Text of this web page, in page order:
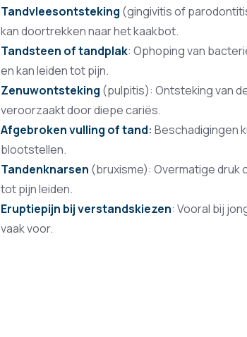
Tandvleesontsteking (gingivitis of
kan doortrekken naar het kaakbot.
Tandsteen of tandplak: Ophoping van
en kan leiden tot pijn.
Zenuwontsteking (pulpitis): Ontsteking van
veroorzaakt door diepe cariës.
Afgebroken vulling of tand: Beschadigingen
blootstellen.
Tandenknarsen (bruxisme): Overmatige druk
tot pijn leiden.
Eruptiepijn bij verstandskiezen: Vooral bij
vaak voor.